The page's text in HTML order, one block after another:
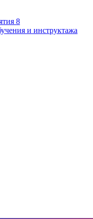
8
и инструктажа